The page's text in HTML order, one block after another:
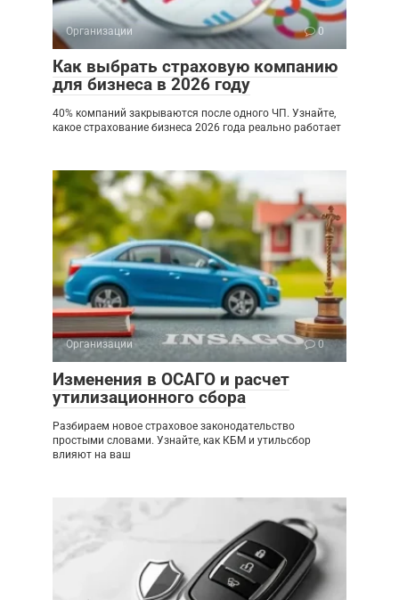
Организации 0
Как выбрать страховую компанию
для бизнеса в 2026 году
40% компаний закрываются после одного ЧП. Узнайте,
какое страхование бизнеса 2026 года реально работает
Организации 0
Изменения в ОСАГО и расчет
утилизационного сбора
Разбираем новое страховое законодательство
простыми словами. Узнайте, как КБМ и утильсбор
влияют на ваш